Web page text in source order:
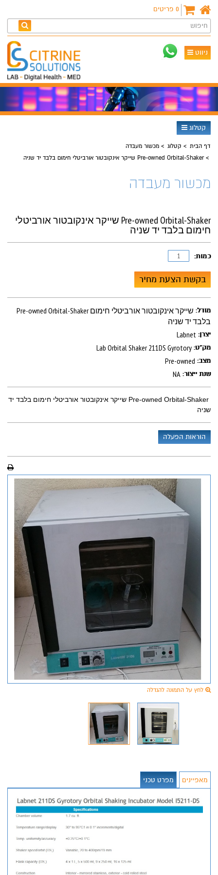
0 פריטים
חיפוש
ניווט
קטלוג
דף הבית קטלוג
מכשור מעבדה
Pre-owned Orbital-Shaker שייקר אינקובטור אורביטלי חימום בלבד יד שניה
מכשור מעבדה
Pre-owned Orbital-Shaker שייקר אינקובטור אורביטלי
חימום בלבד יד שניה
כמות:
בקשת הצעת מחיר
מודל:
Pre-owned Orbital-Shaker שייקר אינקובטור אורביטלי חימום
בלבד יד שניה
יצרן: Labnet
מק"ט: Lab Orbital Shaker 211DS Gyrotory
מצב: Pre-owned
שנת ייצור: NA
Pre-owned Orbital-Shaker שייקר אינקובטור אורביטלי חימום בלבד יד
שניה
הוראות הפעלה
לחץ על התמונה להגדלה
מאפיינים מפרט טכני